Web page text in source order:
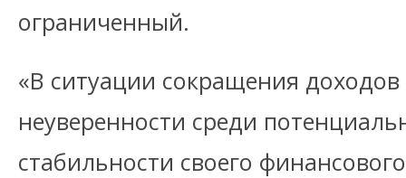
ограниченный.
«В ситуации сокращения
неуверенности среди
стабильности своего